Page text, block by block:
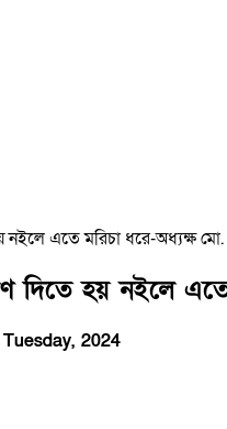
নইলে এতে মরিচা ধরে-অধ্যক্ষ
দিতে হয় নইলে
Tuesday, 2024